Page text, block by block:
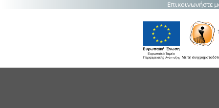
Επικοινωνήστε